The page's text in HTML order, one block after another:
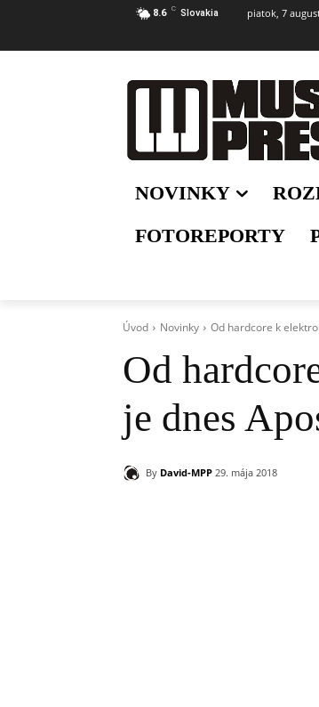
8.6 C Slovakia piatok, 7
NOVINKY
FOTOREPORTY
Úvod Novinky Od hardcore k
Od
je dnes
By David-MPP 29. mája 2018